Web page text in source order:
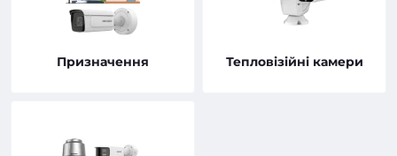
Призначення Тепловізійні камери